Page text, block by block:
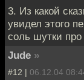
3. Из какой
увидел этого
соль шутки про
Jude »
#12 | 06.12.04